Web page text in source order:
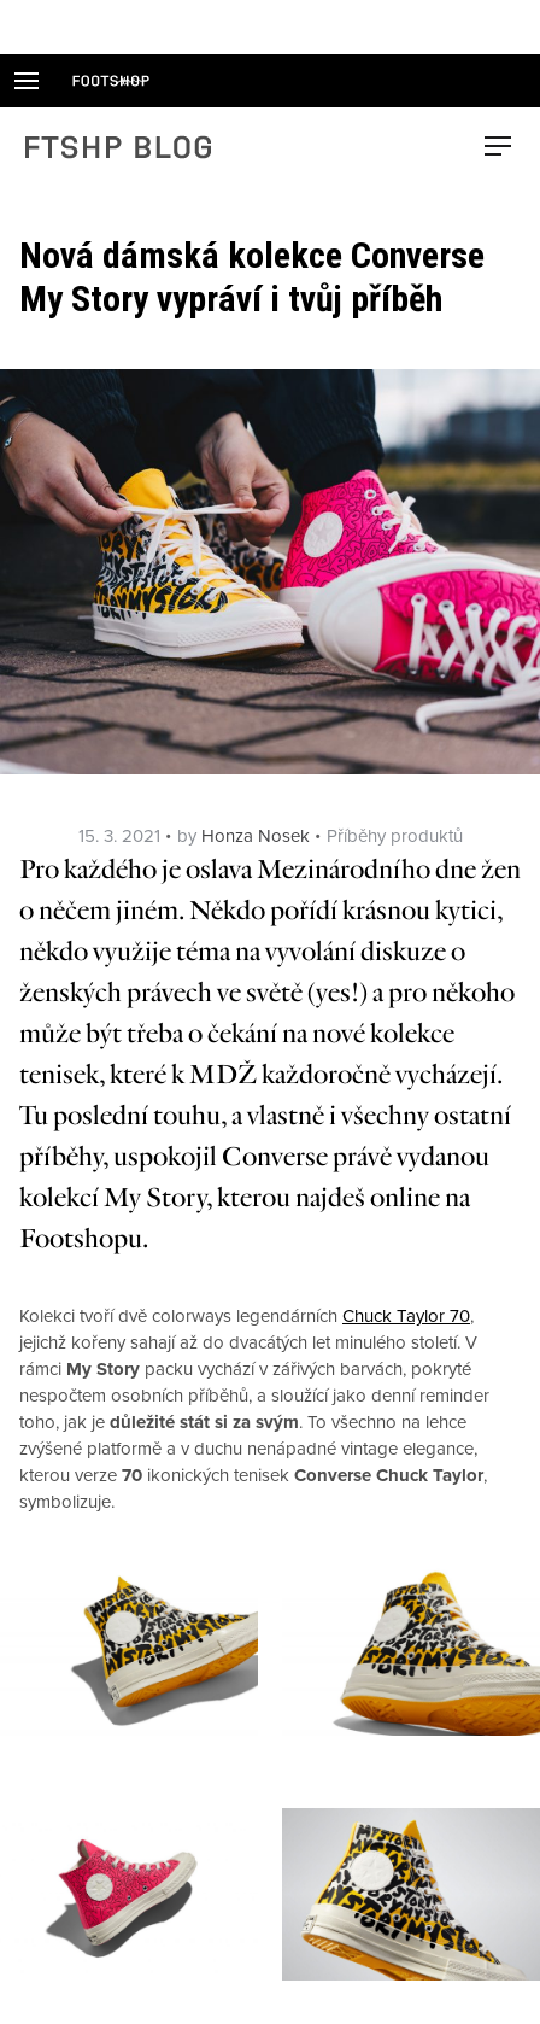
FTSHP blog Menu
Nová dámská kolekce Converse
My Story vypráví i tvůj příběh
Posted
on
15. 3. 2021 by Honza Nosek Categories
Příběhy produktů
Pro každého je oslava Mezinárodního dne žen
o něčem jiném. Někdo pořídí krásnou kytici,
někdo využije téma na vyvolání diskuze o
ženských právech ve světě (yes!) a pro někoho
může být třeba o čekání na nové kolekce
tenisek, které k MDŽ každoročně vycházejí.
Tu poslední touhu, a vlastně i všechny ostatní
příběhy, uspokojil Converse právě vydanou
kolekcí My Story, kterou najdeš online na
Footshopu.
Kolekci tvoří dvě colorways legendárních Chuck Taylor 70,
jejichž kořeny sahají až do dvacátých let minulého století. V
rámci My Story packu vychází v zářivých barvách, pokryté
nespočtem osobních příběhů, a sloužící jako denní reminder
toho, jak je důležité stát si za svým. To všechno na lehce
zvýšené platformě a v duchu nenápadné vintage elegance,
kterou verze 70 ikonických tenisek Converse Chuck Taylor,
symbolizuje.